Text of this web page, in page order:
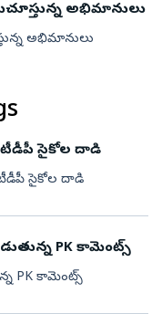
అభిమానులు
అభిమానులు
టీడీపీ సైకోల దాడి
టీడీపీ సైకోల దాడి
PK కామెంట్స్
PK కామెంట్స్